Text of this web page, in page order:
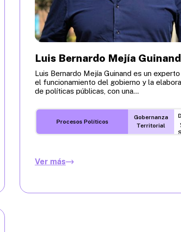
Luis Bernardo Mejía Guinand
Luis Bernardo Mejía Guinand es un
el funcionamiento del gobierno y la
de políticas públicas, con una...
Procesos Políticos
Gobernanza
Territorial
Ver más